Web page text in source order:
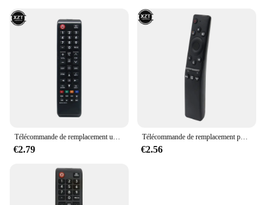
€2.79
Télécommande de remplacement pour Samsung BN59-01310A BN59-01259B BN59-01312G RMCSPR1AP1 A8910800 UN55RU7100 UN58RU7100 UN65RU7100
€2.56